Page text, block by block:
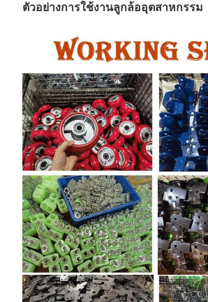
ตัวอย่างการใช้งานลูกล้ออุตสาหกรรม